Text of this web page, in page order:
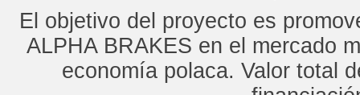
El objetivo del proyecto es
ALPHA BRAKES en el mercado
economía polaca. Valor total